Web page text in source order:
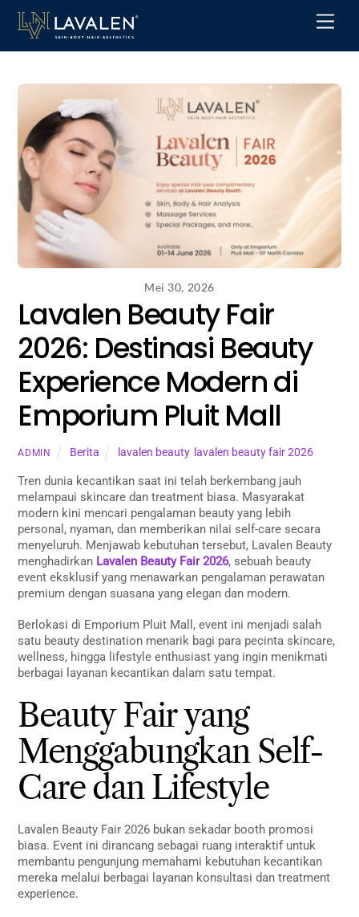
content
Mei 30, 2026
Lavalen Beauty Fair
2026: Destinasi Beauty
Experience Modern di
Emporium Pluit Mall
ADMIN Berita lavalen beauty, lavalen beauty fair 2026
Tren dunia kecantikan saat ini telah berkembang jauh
melampaui skincare dan treatment biasa. Masyarakat
modern kini mencari pengalaman beauty yang lebih
personal, nyaman, dan memberikan nilai self-care secara
menyeluruh. Menjawab kebutuhan tersebut, Lavalen Beauty
menghadirkan Lavalen Beauty Fair 2026, sebuah beauty
event eksklusif yang menawarkan pengalaman perawatan
premium dengan suasana yang elegan dan modern.
Berlokasi di Emporium Pluit Mall, event ini menjadi salah
satu beauty destination menarik bagi para pecinta skincare,
wellness, hingga lifestyle enthusiast yang ingin menikmati
berbagai layanan kecantikan dalam satu tempat.
Beauty Fair yang
Menggabungkan Self-
Care dan Lifestyle
Lavalen Beauty Fair 2026 bukan sekadar booth promosi
biasa. Event ini dirancang sebagai ruang interaktif untuk
membantu pengunjung memahami kebutuhan kecantikan
mereka melalui berbagai layanan konsultasi dan treatment
experience.